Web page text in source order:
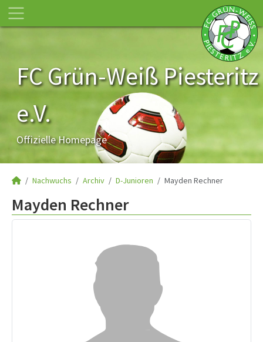
FC Grün-Weiß Piesteritz
e.V.
Offizielle Homepage
Nachwuchs Archiv D-Junioren Mayden Rechner
Mayden Rechner